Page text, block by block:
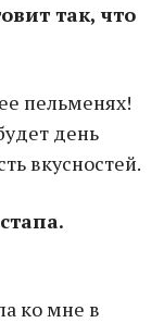
так, что
пельменях!
день
вкусностей.
ко мне в